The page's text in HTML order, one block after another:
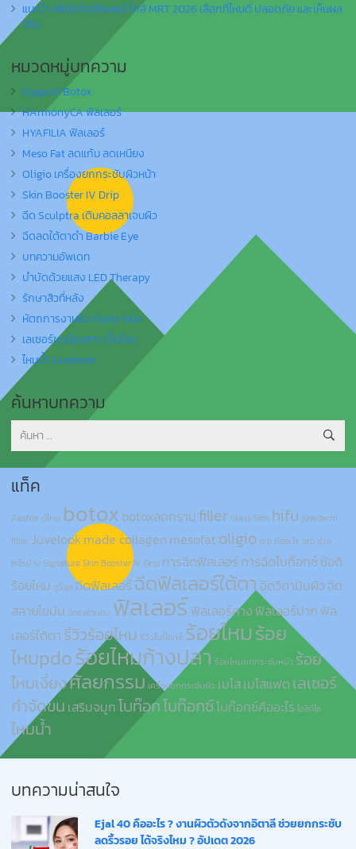
แนะนำ คลินิกฉีดฟิลเลอร์ ใกล้ MRT 2026 เลือกที่ไหนดี ปลอดภัย และเห็นผล
จริง
หมวดหมู่บทความ
Dysport Botox
HArmonyCA ฟิลเลอร์
HYAFILIA ฟิลเลอร์
Meso Fat ลดแก้ม ลดเหนียง
Oligio เครื่องยกกระชับผิวหน้า
Skin Booster IV Drip
ฉีด Sculptra เติมคอลลาเจนผิว
ฉีดลดใต้ตาดำ Barbie Eye
บทความอัพเดท
บำบัดด้วยแสง LED Therapy
รักษาสิวที่หลัง
หัตถการงานผิว Glass Skin
เลเซอร์ขนน้องสาว เจ็บไหม
ไหมน้ำ Juvelook
ค้นหาบทความ
ค้นหา
สำหรับ:
แท็ค
Aestox ดีไหม botox botoxลดกรามfillerGlass Skin hifu juvederm
fillerJuvelookmade collagen mesofat oligio prp คืออะไร prp ช่วย
อะไรบ้างSignature Skin Booster IV Drip การฉีดฟิลเลอร์การฉีดโบท๊อกซ์ข้อดี
ร้อยไหม จูวีลุค ฉีดฟิลเลอร์ฉีดฟิลเลอร์ใต้ตาฉีดวิตามินผิว ฉีด
สลายไขมัน ฉีดแฟตบอม ฟิลเลอร์ฟิลเลอร์คาง ฟิลเลอร์ปาก ฟิล
เลอร์ใต้ตารีวิวร้อยไหม รีวิวโบท๊อกซ์ ร้อยไหมร้อย
ไหมpdoร้อยไหมก้างปลา ร้อยไหมยกกระชับหน้า ร้อย
ไหมเงี่ยงศัลยกรรม เครื่องยกกระชับผิว เมโสเมโสแฟต เลเซอร์
กำจัดขน เสริมจมูกโบท๊อกโบท๊อกซ์โบท๊อกซ์คืออะไร โอลิจิโอ
ไหมน้ำ
บทความน่าสนใจ
Ejal 40 คืออะไร ? งานผิวตัวดังจากอิตาลี ช่วยยกกระชับ
ลดริ้วรอย ได้จริงไหม ? อัปเดต 2026